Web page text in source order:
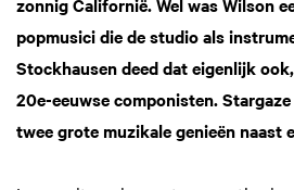
popmusici die de studio als
Stockhausen deed dat eigenlijk
20e-eeuwse componisten.
twee grote muzikale genieën naast
Inzoomen